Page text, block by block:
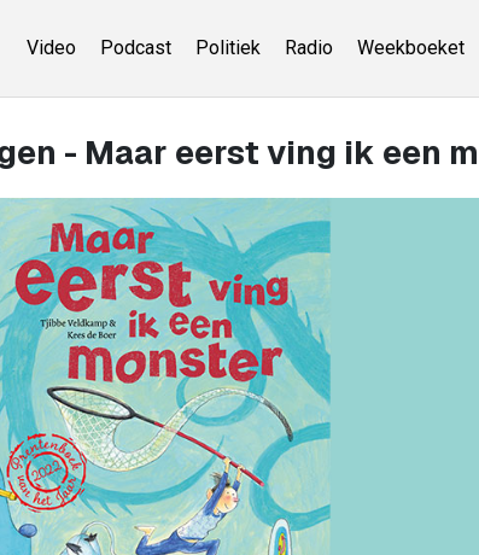
Video Podcast Politiek Radio Weekboeket
- Maar eerst ving ik een